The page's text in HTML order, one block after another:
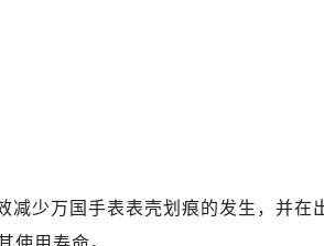
减少万国手表表壳划痕的发生，并在